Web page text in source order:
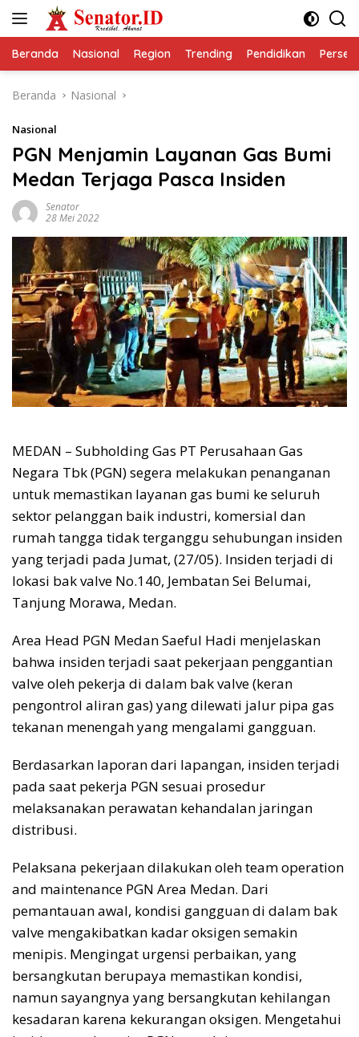
Beranda Nasional Region Trending Pendidikan
Beranda Nasional
Nasional
PGN Menjamin Layanan Gas Bumi
Medan Terjaga Pasca Insiden
Senator
28 Mei 2022
MEDAN – Subholding Gas PT Perusahaan Gas
Negara Tbk (PGN) segera melakukan penanganan
untuk memastikan layanan gas bumi ke seluruh
sektor pelanggan baik industri, komersial dan
rumah tangga tidak terganggu sehubungan insiden
yang terjadi pada Jumat, (27/05). Insiden terjadi di
lokasi bak valve No.140, Jembatan Sei Belumai,
Tanjung Morawa, Medan.
Area Head PGN Medan Saeful Hadi menjelaskan
bahwa insiden terjadi saat pekerjaan penggantian
valve oleh pekerja di dalam bak valve (keran
pengontrol aliran gas) yang dilewati jalur pipa gas
tekanan menengah yang mengalami gangguan.
Berdasarkan laporan dari lapangan, insiden terjadi
pada saat pekerja PGN sesuai prosedur
melaksanakan perawatan kehandalan jaringan
distribusi.
Pelaksana pekerjaan dilakukan oleh team operation
and maintenance PGN Area Medan. Dari
pemantauan awal, kondisi gangguan di dalam bak
valve mengakibatkan kadar oksigen semakin
menipis. Mengingat urgensi perbaikan, yang
bersangkutan berupaya memastikan kondisi,
namun sayangnya yang bersangkutan kehilangan
kesadaran karena kekurangan oksigen. Mengetahui